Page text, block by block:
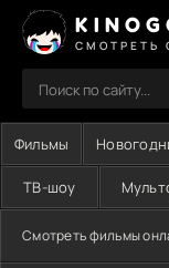
СМОТРЕТЬ
Фильмы
ТВ-шоу
Смотреть фильмы